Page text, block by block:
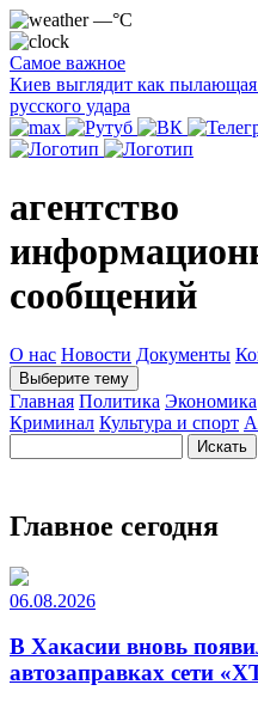
—°C
Самое важное
Киев выглядит как
русского удара
агентство
сообщений
О нас Новости Документы
Выберите тему
Главная Политика Экономика
Криминал Культура и спорт
Главное сегодня
06.08.2026
В Хакасии вновь
автозаправках сети